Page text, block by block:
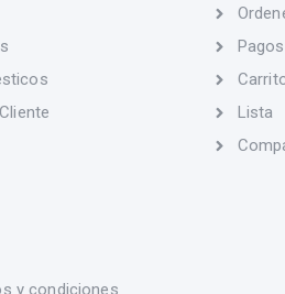
Pagos
Lista
y condiciones